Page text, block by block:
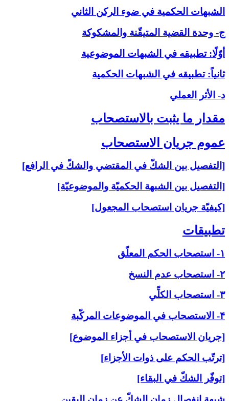
الشبهات الحكمية في ضوء الركن الثاني
ج- وحدة القضية المتيقّنة والمشكوكة
أوّلًا: تطبيقه في الشبهات الموضوعية
ثانياً: تطبيقه في الشبهات الحكمية
د- الأثر العملي
مقدار ما يثبت بالاستصحاب‏
عموم جريان الاستصحاب‏
[التفصيل بين الشكّ في المقتضي والشكّ في الرافع]
[التفصيل بين الشبهة الحكميّة والموضوعيّة]
[كيفيّة جريان استصحاب المجعول]
تطبيقات‏
۱- استصحاب الحكم المعلّق
۲- استصحاب عدم النسخ
۳- استصحاب الكلِّي
۴- الاستصحاب في الموضوعات المركّبة
[جريان الاستصحاب في أجزاء الموضوع]
[ترتّب الحكم على ذوات الأجزاء]
[توفّر الشكّ في البقاء]